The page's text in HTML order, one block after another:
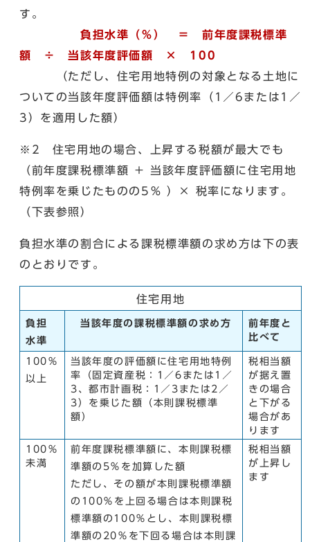
す。
負担水準（％） ＝ 前年度課税標準
額 ÷ 当該年度評価額 × 100
（ただし、住宅用地特例の対象となる土地に
ついての当該年度評価額は特例率（1／6または1／
3）を適用した額）
※2 住宅用地の場合、上昇する税額が最大でも
（前年度課税標準額 ＋ 当該年度評価額に住宅用地
特例率を乗じたものの5％ ）× 税率になります。
（下表参照）
負担水準の割合による課税標準額の求め方は下の表
のとおりです。
住宅用地
負担
水準
当該年度の課税標準額の求め方
前年度と
比べて
100％
以上
当該年度の評価額に住宅用地特例
率（固定資産税：1／6または1／
3、都市計画税：1／3または2／
3）を乗じた額（本則課税標準
額）
税相当額
が据え置
きの場合
と下がる
場合があ
ります
100％
未満
前年度課税標準額に、本則課税標
準額の5％を加算した額
ただし、その額が本則課税標準額
の100％を上回る場合は本則課税
標準額の100％とし、本則課税標
準額の20％を下回る場合は本則課
税相当額
が上昇し
ます